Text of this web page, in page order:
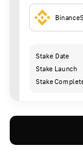
Stake Date
Stake Launch
Stake